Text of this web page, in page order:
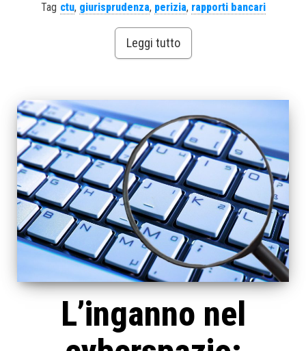
Tag ctu, giurisprudenza, perizia, rapporti bancari
Leggi tutto
L’inganno nel